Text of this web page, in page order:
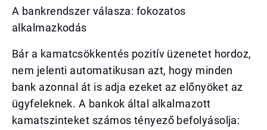
A bankrendszer válasza: fokozatos
alkalmazkodás
Bár a kamatcsökkentés pozitív üzenetet hordoz,
nem jelenti automatikusan azt, hogy minden
bank azonnal át is adja ezeket az előnyöket az
ügyfeleknek. A bankok által alkalmazott
kamatszinteket számos tényező befolyásolja: